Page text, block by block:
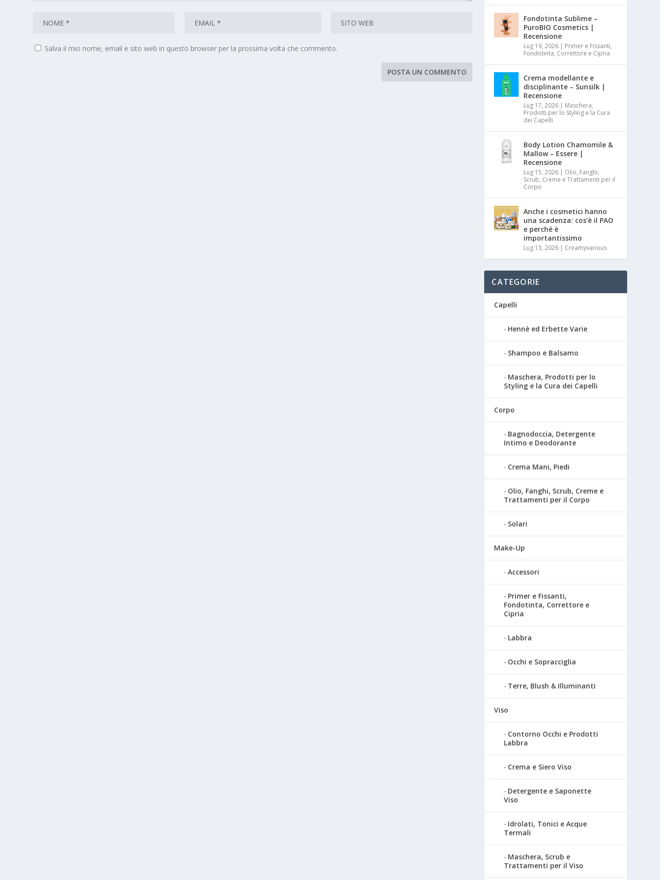
Salva il mio nome, email e sito web in questo browser per la prossima volta che commento.
Fondotinta Sublime –
PuroBIO Cosmetics |
Recensione
Lug 19, 2026 | Primer e Fissanti,
Fondotinta, Correttore e Cipria
Crema modellante e
disciplinante – Sunsilk |
Recensione
Lug 17, 2026 | Maschera,
Prodotti per lo Styling e la Cura
dei Capelli
Body Lotion Chamomile &
Mallow – Essere |
Recensione
Lug 15, 2026 | Olio, Fanghi,
Scrub, Creme e Trattamenti per il
Corpo
Anche i cosmetici hanno
una scadenza: cos’è il PAO
e perché è
importantissimo
Lug 13, 2026 | Creamyvarious
CATEGORIE
Capelli
Hennè ed Erbette Varie
Shampoo e Balsamo
Maschera, Prodotti per lo
Styling e la Cura dei Capelli
Corpo
Bagnodoccia, Detergente
Intimo e Deodorante
Crema Mani, Piedi
Olio, Fanghi, Scrub, Creme e
Trattamenti per il Corpo
Solari
Make-Up
Accessori
Primer e Fissanti,
Fondotinta, Correttore e
Cipria
Labbra
Occhi e Sopracciglia
Terre, Blush & Illuminanti
Viso
Contorno Occhi e Prodotti
Labbra
Crema e Siero Viso
Detergente e Saponette
Viso
Idrolati, Tonici e Acque
Termali
Maschera, Scrub e
Trattamenti per il Viso